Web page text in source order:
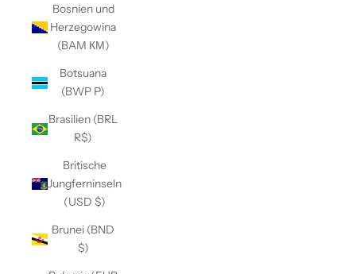
Bosnien und
Herzegowina
(BAM КМ)
Botsuana
(BWP P)
Brasilien (BRL
R$)
Britische
Jungferninseln
(USD $)
Brunei (BND
$)